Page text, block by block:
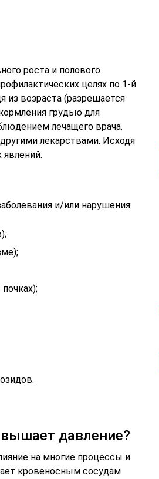
роста и полового
целях по 1-й
из возраста (разрешается
грудью для
лечащего врача.
лекарствами. Исходя
и/или нарушения:
давление?
на многие процессы и
кровеносным сосудам